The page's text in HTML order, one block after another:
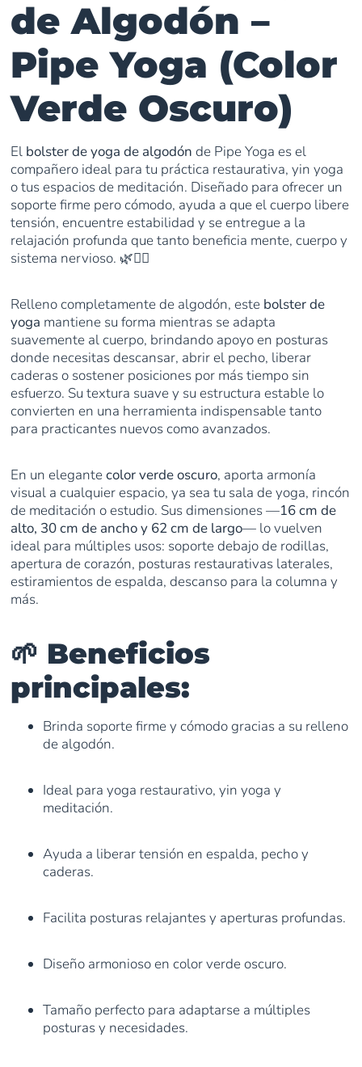
de Algodón –
Pipe Yoga (Color
Verde Oscuro)
El bolster de yoga de algodón de Pipe Yoga es el
compañero ideal para tu práctica restaurativa, yin yoga
o tus espacios de meditación. Diseñado para ofrecer un
soporte firme pero cómodo, ayuda a que el cuerpo libere
tensión, encuentre estabilidad y se entregue a la
relajación profunda que tanto beneficia mente, cuerpo y
sistema nervioso. 🌿🧘‍♀️
Relleno completamente de algodón, este bolster de
yoga mantiene su forma mientras se adapta
suavemente al cuerpo, brindando apoyo en posturas
donde necesitas descansar, abrir el pecho, liberar
caderas o sostener posiciones por más tiempo sin
esfuerzo. Su textura suave y su estructura estable lo
convierten en una herramienta indispensable tanto
para practicantes nuevos como avanzados.
En un elegantecolor verde oscuro, aporta armonía
visual a cualquier espacio, ya sea tu sala de yoga, rincón
de meditación o estudio. Sus dimensiones —16 cm de
alto, 30 cm de ancho y 62 cm de largo— lo vuelven
ideal para múltiples usos: soporte debajo de rodillas,
apertura de corazón, posturas restaurativas laterales,
estiramientos de espalda, descanso para la columna y
más.
🌱 Beneficios
principales:
Brinda soporte firme y cómodo gracias a su relleno
de algodón.
Ideal para yoga restaurativo, yin yoga y
meditación.
Ayuda a liberar tensión en espalda, pecho y
caderas.
Facilita posturas relajantes y aperturas profundas.
Diseño armonioso en color verde oscuro.
Tamaño perfecto para adaptarse a múltiples
posturas y necesidades.